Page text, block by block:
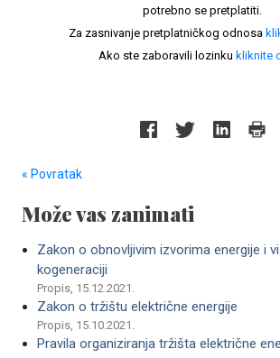
potrebno se pretplatiti.
Za zasnivanje pretplatničkog odnosa
Ako ste zaboravili lozinku kliknite
« Povratak
Može vas zanimati
Zakon o obnovljivim izvorima energije i
kogeneraciji
Propis, 15.12.2021.
Zakon o tržištu električne energije
Propis, 15.10.2021.
Pravila organiziranja tržišta električne